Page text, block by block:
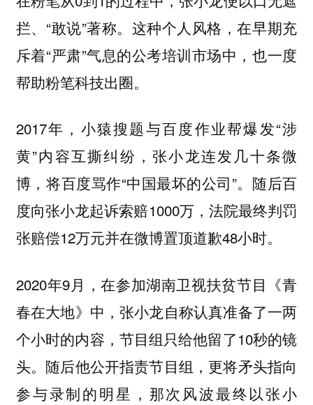
拦、“敢说”著称。这种个人风格，在早期充
斥着“严肃”气息的公考培训市场中，也一度
帮助粉笔科技出圈。
2017年，小猿搜题与百度作业帮爆发“涉
黄”内容互撕纠纷，张小龙连发几十条微
博，将百度骂作“中国最坏的公司”。随后百
度向张小龙起诉索赔1000万，法院最终判罚
张赔偿12万元并在微博置顶道歉48小时。
2020年9月，在参加湖南卫视扶贫节目《青
春在大地》中，张小龙自称认真准备了一两
个小时的内容，节目组只给他留了10秒的镜
头。随后他公开指责节目组，更将矛头指向
参与录制的明星，那次风波最终以张小